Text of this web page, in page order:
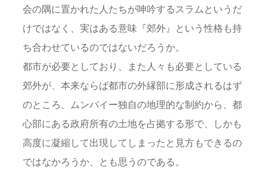
会の隅に置かれた人たちが呻吟するスラムというだ
けではなく、実はある意味『郊外』という性格も持
ち合わせているのではないだろうか。
都市が必要としており、また人々も必要としている
郊外が、本来ならば都市の外縁部に形成されるはず
のところ、ムンバイー独自の地理的な制約から、都
心部にある政府所有の土地を占拠する形で、しかも
高度に凝縮して出現してしまったと見方もできるの
ではなかろうか、とも思うのである。